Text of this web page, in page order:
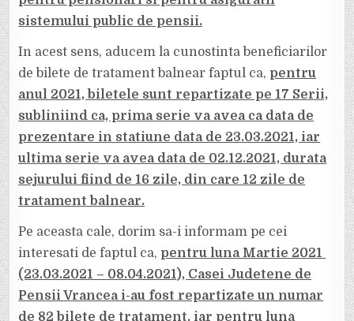
sistemului public de pensii.
In acest sens, aducem la cunostinta beneficiarilor
de bilete de tratament balnear faptul ca, pentru
anul 2021, biletele sunt repartizate pe 17 Serii,
subliniind ca, prima serie va avea ca data de
prezentare in statiune data de 23.03.2021, iar
ultima serie va avea data de 02.12.2021, durata
sejurului fiind de 16 zile, din care 12 zile de
tratament balnear.
Pe aceasta cale, dorim sa-i informam pe cei
interesati de faptul ca, pentru luna Martie 2021
(23.03.2021 – 08.04.2021), Casei Judetene de
Pensii Vrancea i-au fost repartizate un numar
de 82 bilete de tratament, iar pentru luna